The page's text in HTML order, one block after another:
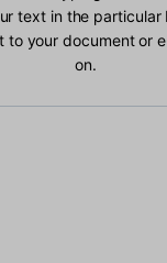
text in the particular
your document or
on.